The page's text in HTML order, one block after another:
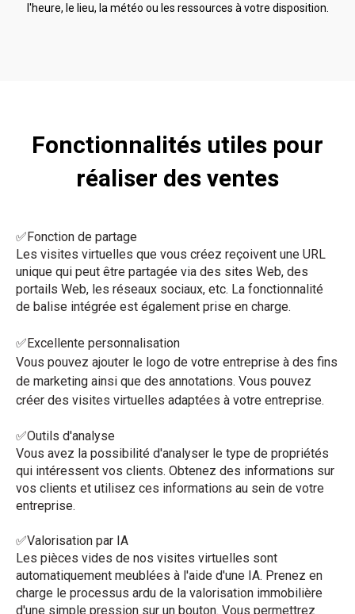
l'heure, le lieu, la météo ou les ressources à votre disposition.
Fonctionnalités utiles pour
réaliser des ventes
✅Fonction de partage
Les visites virtuelles que vous créez reçoivent une URL
unique qui peut être partagée via des sites Web, des
portails Web, les réseaux sociaux, etc. La fonctionnalité
de balise intégrée est également prise en charge.
✅Excellente personnalisation
Vous pouvez ajouter le logo de votre entreprise à des fins
de marketing ainsi que des annotations. Vous pouvez
créer des visites virtuelles adaptées à votre entreprise.
✅Outils d'analyse
Vous avez la possibilité d'analyser le type de propriétés
qui intéressent vos clients. Obtenez des informations sur
vos clients et utilisez ces informations au sein de votre
entreprise.
✅Valorisation par IA
Les pièces vides de nos visites virtuelles sont
automatiquement meublées à l'aide d'une IA. Prenez en
charge le processus ardu de la valorisation immobilière
d'une simple pression sur un bouton. Vous permettrez